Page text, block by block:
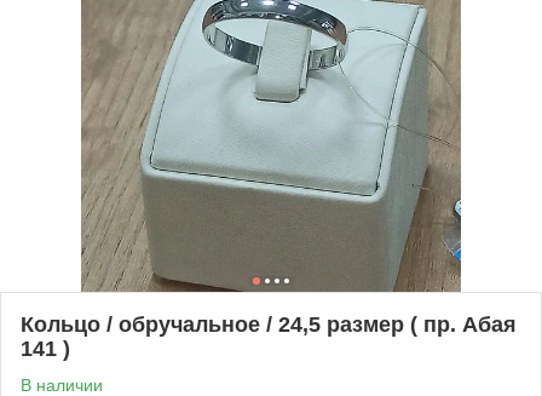
Кольцо / обручальное / 24,5 размер ( пр. Абая
141 )
В наличии